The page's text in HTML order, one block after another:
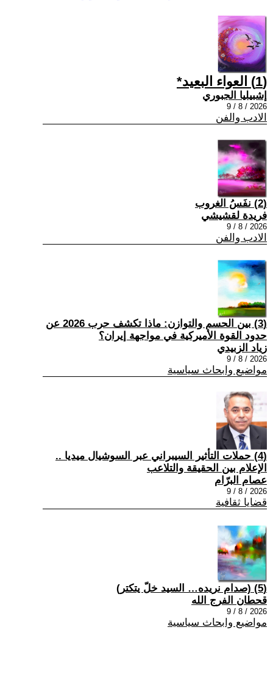
(1) العواء البعيد*
إشبيليا الجبوري
2026 / 8 / 9
الادب والفن
(2) نفَسُ الغروب
فريدة لقشيشي
2026 / 8 / 9
الادب والفن
(3) بين الحسم والتوازن: ماذا تكشف حرب 2026 عن
حدود القوة الأميركية في مواجهة إيران؟
زياد الزبيدي
2026 / 8 / 9
مواضيع وابحاث سياسية
(4) حملات التأثير السيبراني عبر السوشيال ميديا ..
الإعلام بين الحقيقة والتلاعب
عصام البرّام
2026 / 8 / 9
قضايا ثقافية
(5) (صدام نريده… السيد خلّ يتكتر)
قحطان الفرج الله
2026 / 8 / 9
مواضيع وابحاث سياسية